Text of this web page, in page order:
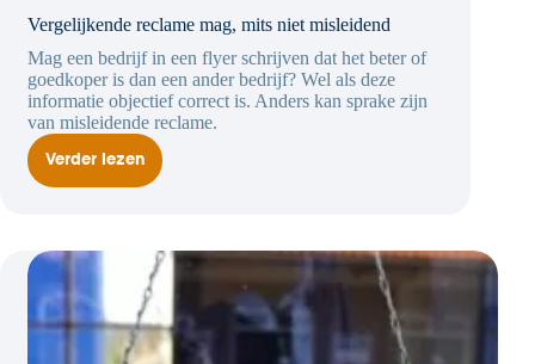
Vergelijkende reclame mag, mits niet misleidend
Mag een bedrijf in een flyer schrijven dat het beter of
goedkoper is dan een ander bedrijf? Wel als deze
informatie objectief correct is. Anders kan sprake zijn
van misleidende reclame.
Verder lezenVergelijkende
reclame